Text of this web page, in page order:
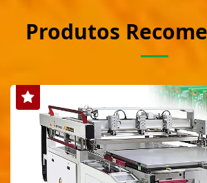
Produtos